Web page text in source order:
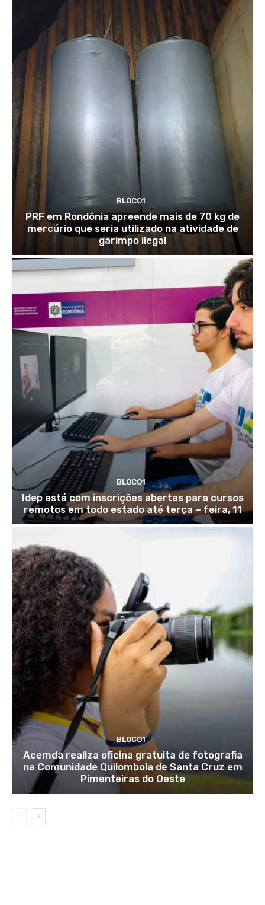
BLOCO1
PRF em Rondônia apreende mais de 70 kg de
mercúrio que seria utilizado na atividade de
garimpo ilegal
BLOCO1
Idep está com inscrições abertas para cursos
remotos em todo estado até terça – feira, 11
BLOCO1
Acemda realiza oficina gratuita de fotografia
na Comunidade Quilombola de Santa Cruz em
Pimenteiras do Oeste